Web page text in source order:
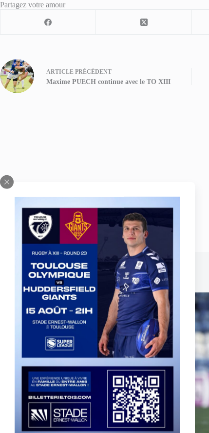
Partagez votre amour
ARTICLE PRÉCÉDENT
Maxime PUECH continue avec le TO XIII
Publications similaires